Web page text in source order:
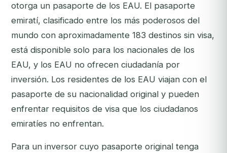
otorga un pasaporte de los EAU. El pasaporte
emiratí, clasificado entre los más poderosos del
mundo con aproximadamente 183 destinos sin visa,
está disponible solo para los nacionales de los
EAU, y los EAU no ofrecen ciudadanía por
inversión. Los residentes de los EAU viajan con el
pasaporte de su nacionalidad original y pueden
enfrentar requisitos de visa que los ciudadanos
emiratíes no enfrentan.
Para un inversor cuyo pasaporte original tenga